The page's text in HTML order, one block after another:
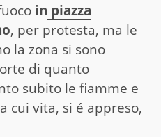
in piazza
, per protesta, ma le
la zona si sono
di quanto
subito le fiamme e
cui vita, si é appreso,